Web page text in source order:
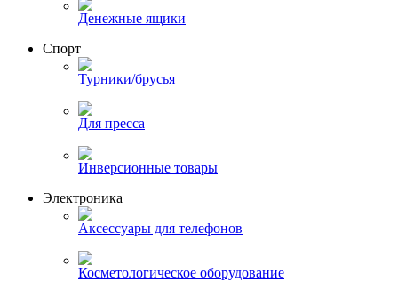
Денежные ящики
Спорт
Турники/брусья
Для пресса
Инверсионные товары
Электроника
Аксессуары для телефонов
Косметологическое оборудование